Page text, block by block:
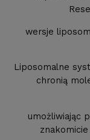
wersje
Liposomalne
chronią
umożliwiając